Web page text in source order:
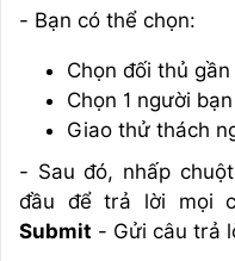
- Bạn có thể chọn:
Chọn đối thủ
Chọn 1 người
Giao thử thách
- Sau đó, nhấp
đầu để trả lời mọi
Submit - Gửi câu trả